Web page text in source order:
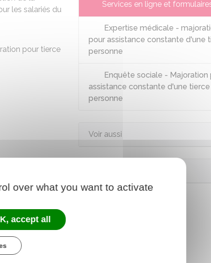
les salariés du
pour tierce
Services en ligne et
Expertise médicale -
pour assistance constante d'une
personne
Enquête sociale - Majoration
assistance constante d'une tierce
personne
Voir aussi
over what you want to activate
accept all